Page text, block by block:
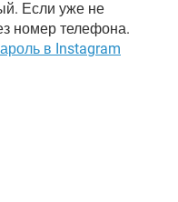
Если уже не
номер телефона.
в Instagram